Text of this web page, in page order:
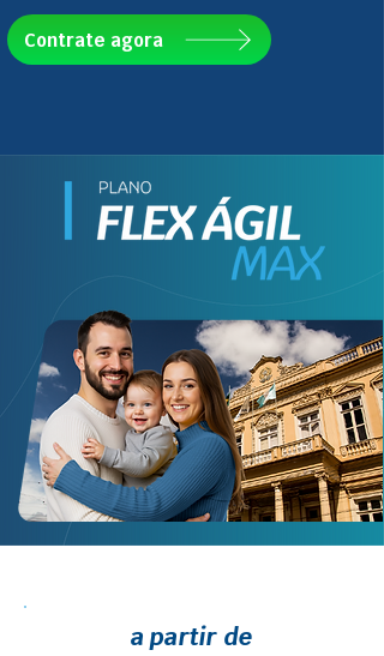
Contrate agora
a partir de